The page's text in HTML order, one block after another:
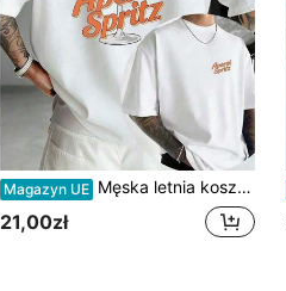
Magazyn UE Męska letnia koszulka T-shirt – 100% bawełny, krótki rękaw, nadruk "Aperol Spritz" po obu stronach. Swobodna, miejska koszula na wakacje, wypoczynek i aktywności na świeżym powietrzu. Wygodna odzież sportowa.
21,00zł